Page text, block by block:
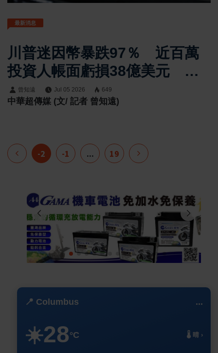
最新消息
川普迷因幣暴跌97％ 近百萬
投資人帳面虧損38億美元 加
密市場投機風險再受關注
曾知遠 Jul 05 2026 649
中華超傳媒 (文/ 記者 曾知遠)
-2 -1 ... 19
📍 Columbus ...
☀️28°C 🌡️ 晴 ›